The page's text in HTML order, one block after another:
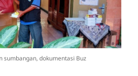
sumbangan, dokumentasi Buz